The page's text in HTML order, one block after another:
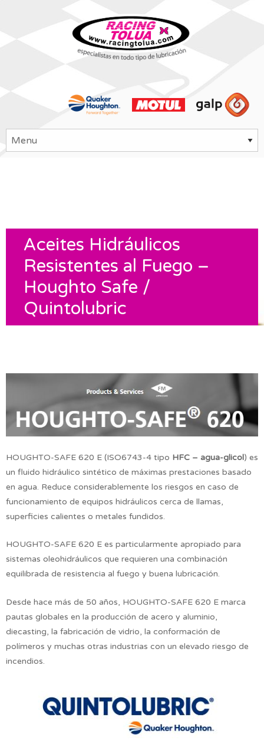
Aceites Hidráulicos
Resistentes al Fuego –
Houghto Safe /
Quintolubric
HOUGHTO-SAFE 620 E (ISO6743-4 tipo HFC – agua-glicol) es
un fluido hidráulico sintético de máximas prestaciones basado
en agua. Reduce considerablemente los riesgos en caso de
funcionamiento de equipos hidráulicos cerca de llamas,
superficies calientes o metales fundidos.
HOUGHTO-SAFE 620 E es particularmente apropiado para
sistemas oleohidráulicos que requieren una combinación
equilibrada de resistencia al fuego y buena lubricación.
Desde hace más de 50 años, HOUGHTO-SAFE 620 E marca
pautas globales en la producción de acero y aluminio,
diecasting, la fabricación de vidrio, la conformación de
polímeros y muchas otras industrias con un elevado riesgo de
incendios.